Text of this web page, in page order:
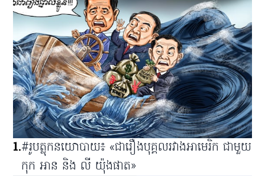
1.#រូបត្លុកនយោបាយ៖ «ជារឿងបុគ្គលរវាងអាមេរិក ជាមួយ
កុក អាន និង លី យ៉ុងផាត»